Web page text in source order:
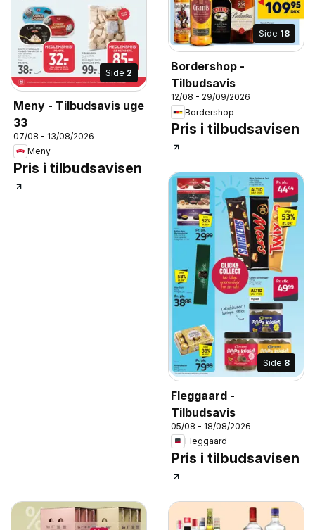
Side 2
Meny - Tilbudsavis uge
33
07/08 - 13/08/2026
Meny
Pris i tilbudsavisen
Side 18
Bordershop -
Tilbudsavis
12/08 - 29/09/2026
Bordershop
Pris i tilbudsavisen
Side 8
Fleggaard -
Tilbudsavis
05/08 - 18/08/2026
Fleggaard
Pris i tilbudsavisen